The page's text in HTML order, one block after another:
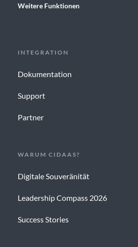
Weitere Funktionen
INTEGRATION
Dokumentation
Support
Partner
WARUM CIDAAS?
Digitale Souveränität
Leadership Compass 2026
Success Stories